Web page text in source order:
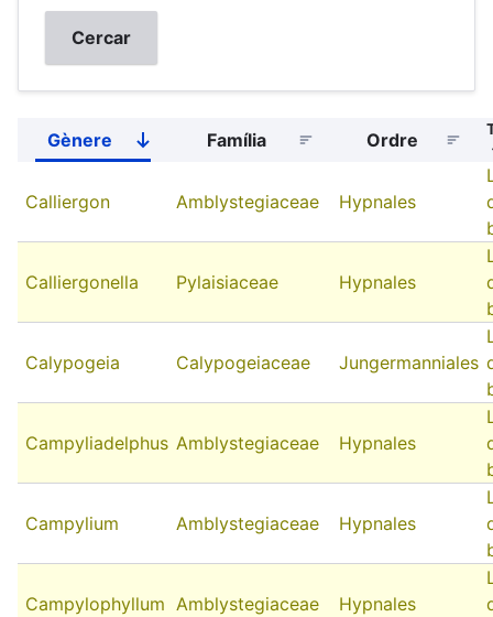
Gènere
Sort
descending
Família Ordre
Calliergon Amblystegiaceae Hypnales
Calliergonella Pylaisiaceae Hypnales
Calypogeia Calypogeiaceae Jungermanniales
Campyliadelphus Amblystegiaceae Hypnales
Campylium Amblystegiaceae Hypnales
Campylophyllum Amblystegiaceae Hypnales